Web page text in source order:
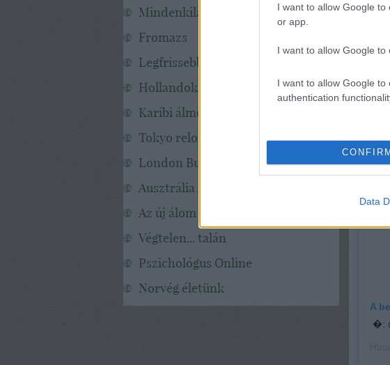
I want to allow Google
or app.
I want to allow Google to
I want to allow Google
authentication
CONFIRM
Data
Mindenkilaci
Fromazs
Legfrissebb Hawaii Hömbölgések
Hollandokk
Karibi álmok
Tokyo reloaded
London Budapest Metro
Ausztrália A-tól Z-ig
Az új álom
Végtelen... talán
Pszichológus Online
Norvég életünk
A
�: